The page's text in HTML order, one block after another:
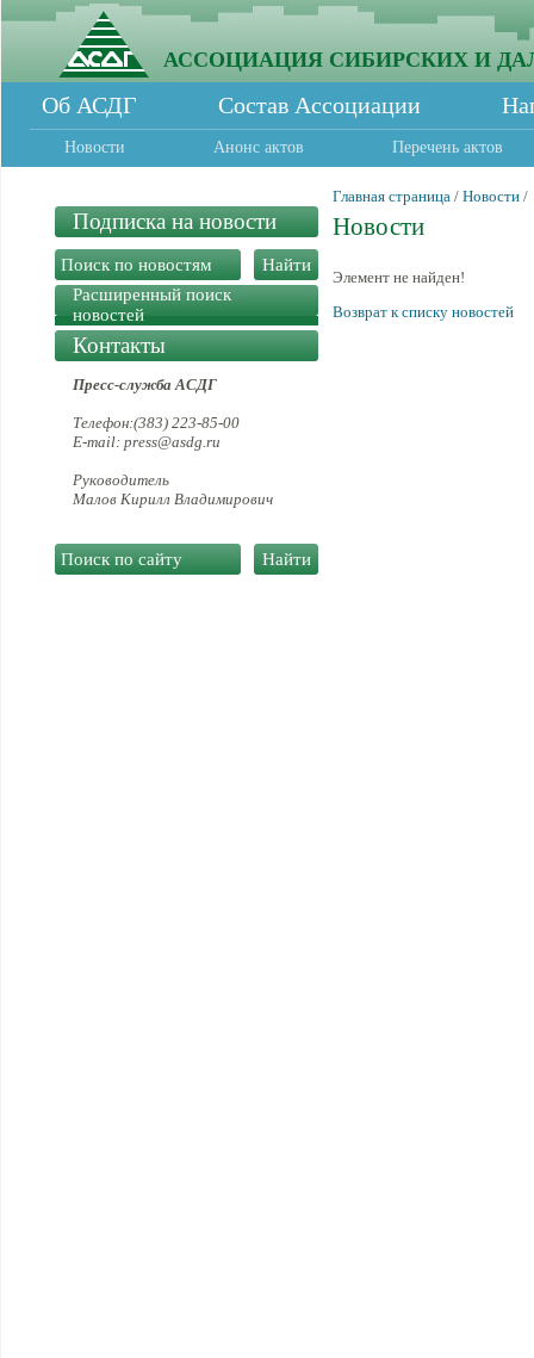
АССОЦИАЦИЯ СИБИРСКИХ И
Об АСДГ Состав Ассоциации
Новости Анонс актов Перечень актов
Подписка на новости
Расширенный поиск
новостей
Контакты
Пресс-служба АСДГ
Телефон:(383) 223-85-00
E-mail: press@asdg.ru
Руководитель
Малов Кирилл Владимирович
Главная страница / Новости /
Новости
Элемент не найден!
Возврат к списку новостей